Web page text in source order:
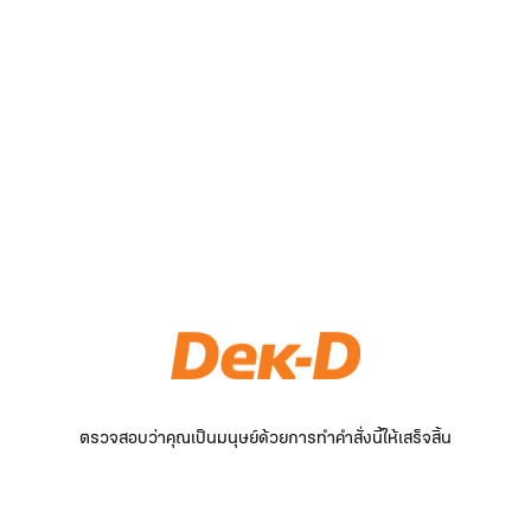
ตรวจสอบว่าคุณเป็นมนุษย์ด้วยการทำคำสั่งนี้ให้เสร็จสิ้น